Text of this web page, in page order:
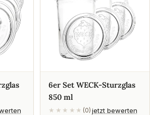
6er Set WECK-Sturzglas
850 ml
★★★★★ (0) jetzt bewerten